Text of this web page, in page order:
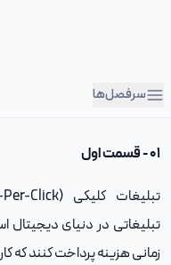
سرفصل‌ها
۰۱ - قسمت اول
تبلیغاتی در دنیای
زمانی هزینه پرداخت کنند که